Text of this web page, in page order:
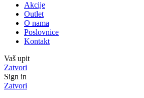
Akcije
Outlet
O nama
Poslovnice
Kontakt
Vaš upit
Zatvori
Sign in
Zatvori